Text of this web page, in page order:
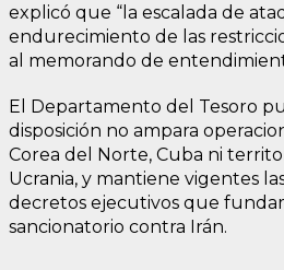
explicó que “la escalada de
endurecimiento de las
al memorando de
El Departamento del Tesoro
disposición no ampara
Corea del Norte, Cuba ni
Ucrania, y mantiene vigentes
decretos ejecutivos que
sancionatorio contra Irán.